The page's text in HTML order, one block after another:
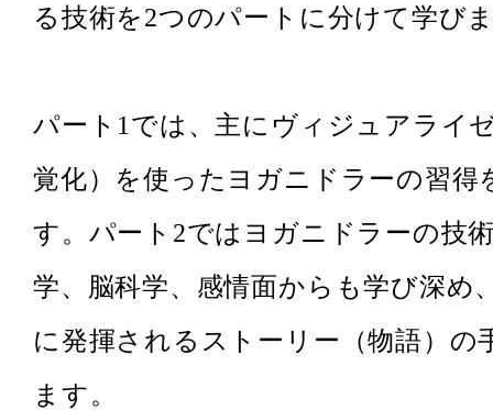
る技術を2つのパートに分けて学び
パート1では、主にヴィジュアライ
覚化）を使ったヨガニドラーの習得
す。パート2ではヨガニドラーの技
学、脳科学、感情面からも学び深め
に発揮されるストーリー（物語）の
ます。